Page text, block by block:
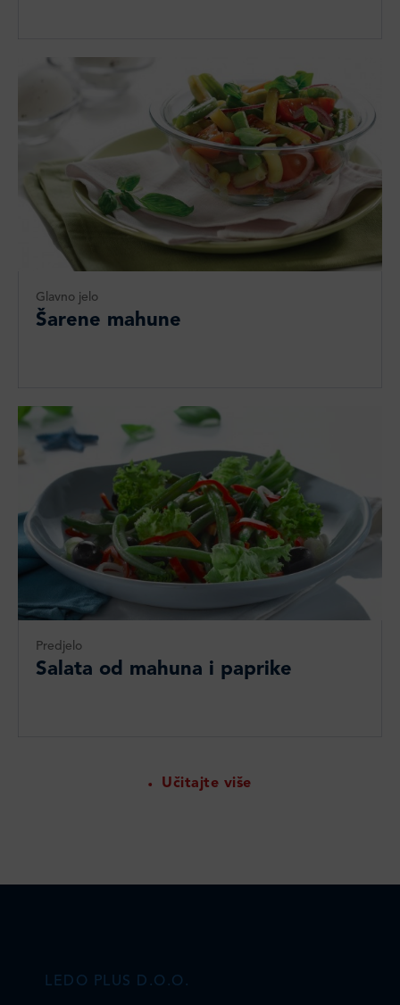
Glavno jelo
Šarene mahune
Predjelo
Salata od mahuna i paprike
Učitajte više
LEDO PLUS D.O.O.